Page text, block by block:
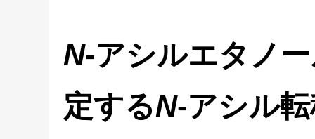
代替経路，
素からなる多段
N-アシルエタノ
定するN-アシル